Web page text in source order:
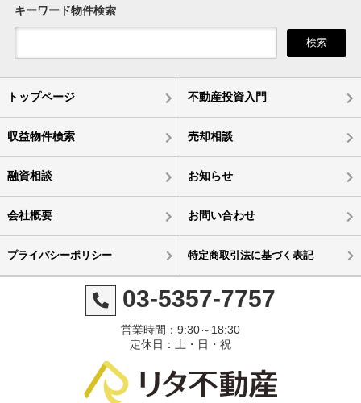
キーワード物件検索
検索
トップページ 不動産投資入門
収益物件検索 売却相談
融資相談 お知らせ
会社概要 お問い合わせ
プライバシーポリシー 特定商取引法に基づく表記
03-5357-7757
営業時間：9:30～18:30
定休日：土・日・祝